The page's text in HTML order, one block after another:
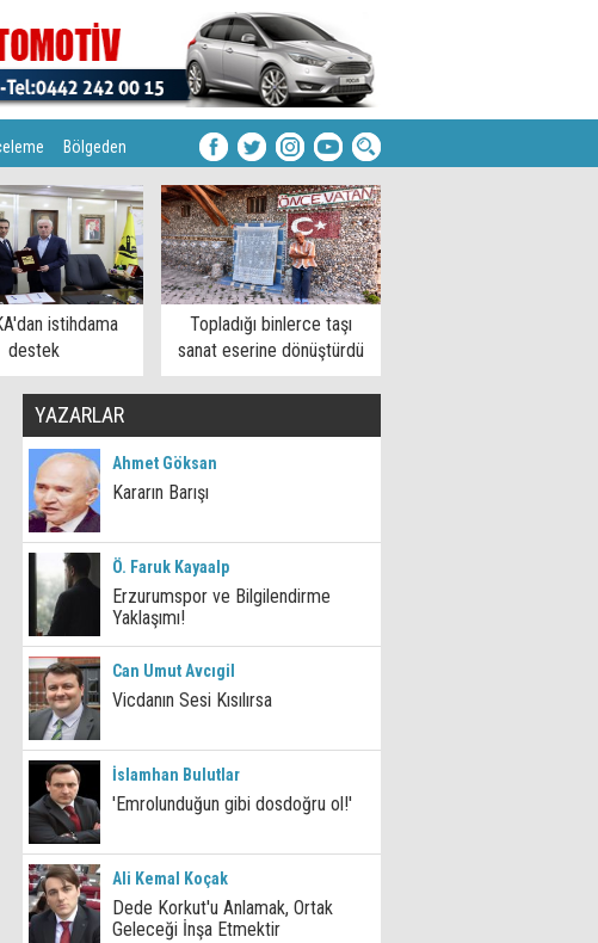
Bölgeden
istihdama
destek
Topladığı binlerce taşı
sanat eserine dönüştürdü
YAZARLAR
Ahmet Göksan
Kararın Barışı
Ö. Faruk Kayaalp
Erzurumspor ve Bilgilendirme
Yaklaşımı!
Can Umut Avcıgil
Vicdanın Sesi Kısılırsa
İslamhan Bulutlar
'Emrolunduğun gibi dosdoğru ol!'
Ali Kemal Koçak
Dede Korkut'u Anlamak, Ortak
Geleceği İnşa Etmektir